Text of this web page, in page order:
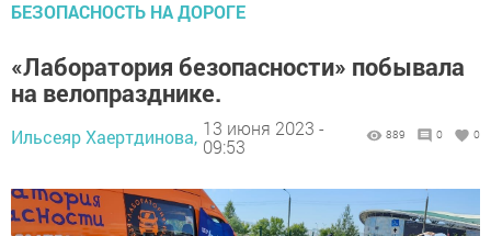
БЕЗОПАСНОСТЬ НА ДОРОГЕ
«Лаборатория безопасности» побывала
на велопразднике.
Ильсеяр Хаертдинова, 13 июня 2023 -
09:53
889 0 0